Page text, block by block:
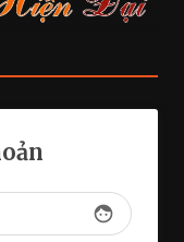
face